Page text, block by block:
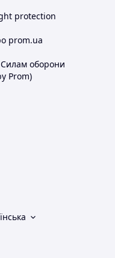
protection
prom.ua
оборони
Prom)